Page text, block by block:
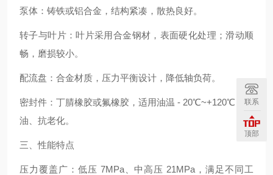
泵体：铸铁或铝合金，结构紧凑，散热良好。
转子与叶片：叶片采用合金钢材，表面硬化处理；滑动顺
畅，磨损较小。
配流盘：合金材质，压力平衡设计，降低轴负荷。
密封件：丁腈橡胶或氟橡胶，适用油温 - 20℃~+120℃，耐
油、抗老化。
三、性能特点
压力覆盖广：低压 7MPa、中高压 21MPa，满足不同工
联系
顶部